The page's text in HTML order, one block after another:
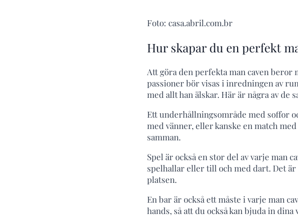
Foto: casa.abril.com.br
Hur skapar du en perfekt
Att göra den perfekta man caven beror
passioner bör visas i inredningen av
med allt han älskar. Här är några av de
Ett underhållningsområde med soffor
med vänner, eller kanske en match
samman.
Spel är också en stor del av varje man
spelhallar eller till och med dart. Det
platsen.
En bar är också ett måste i varje man
hands, så att du också kan bjuda in dina